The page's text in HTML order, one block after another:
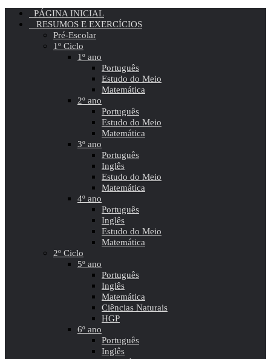
PÁGINA INICIAL
RESUMOS E EXERCÍCIOS
Pré-Escolar
1º Ciclo
1º ano
Português
Estudo do Meio
Matemática
2º ano
Português
Estudo do Meio
Matemática
3º ano
Português
Inglês
Estudo do Meio
Matemática
4º ano
Português
Inglês
Estudo do Meio
Matemática
2º Ciclo
5º ano
Português
Inglês
Matemática
Ciências Naturais
HGP
6º ano
Português
Inglês